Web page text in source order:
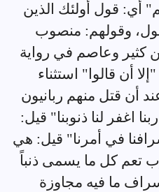
أي: قول أولئك الذين
وقولهم: منصوب
كثير وعاصم في رواية
أن قالوا" استثناء
أن قتل منهم ربانيون
اغفر لنا ذنوبنا" قيل:
في أمرنا" قيل: هي
تعم كل ما يسمى ذنباً
ما فيه مجاوزة